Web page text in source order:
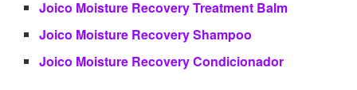
Joico Moisture Recovery Treatment Balm
Joico Moisture Recovery Shampoo
Joico Moisture Recovery Condicionador